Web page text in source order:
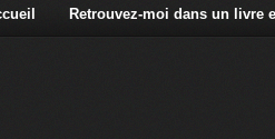
Retrouvez-moi dans un livre